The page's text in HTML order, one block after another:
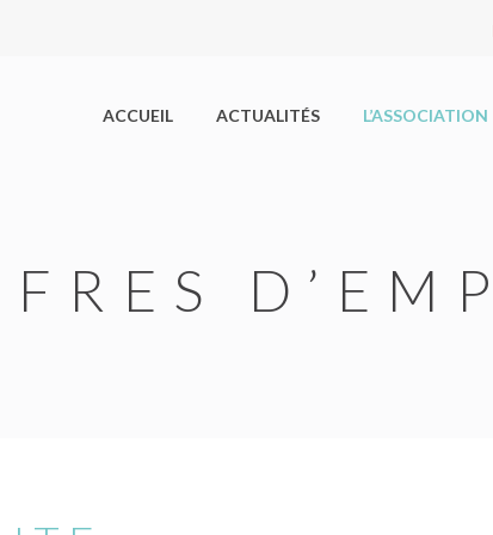
ACCUEIL ACTUALITÉS L’ASSOCIATION